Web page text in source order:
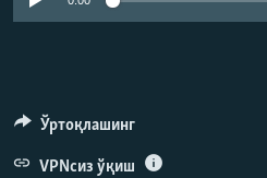
Ўртоқлашинг
VPNсиз ўқиш